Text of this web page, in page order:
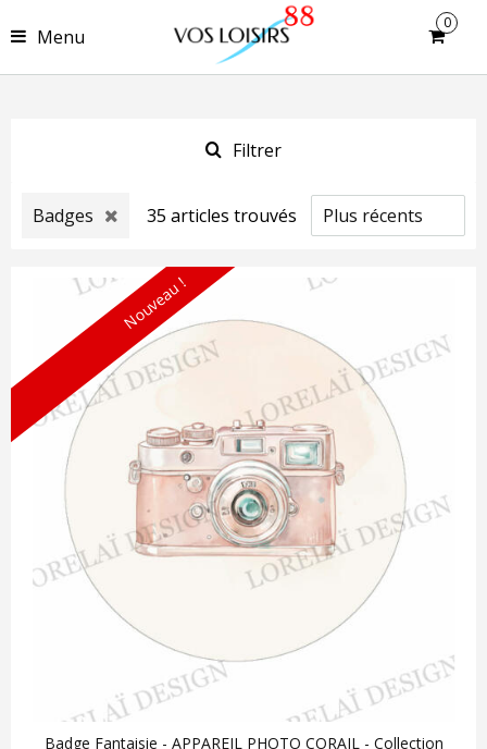
Menu
0
Filtrer
Badges 35 articles trouvés
Nouveau !
Badge Fantaisie - APPAREIL PHOTO CORAIL - Collection